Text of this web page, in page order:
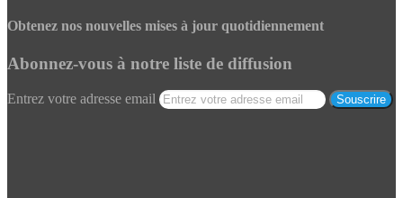
Obtenez nos nouvelles mises à jour quotidiennement
Abonnez-vous à notre liste de diffusion
Entrez votre adresse email